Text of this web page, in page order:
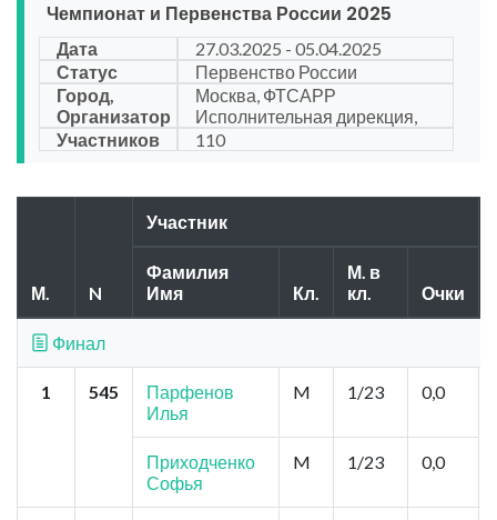
Чемпионат и Первенства России 2025
Дата
27.03.2025 - 05.04.2025
Статус
Первенство России
Город,
Организатор
Москва, ФТСАРР
Исполнительная дирекция,
Участников
110
М. N
Участник
Фамилия
Имя
Кл.
М. в
кл.
Очки
Финал
1 545
Парфенов
Илья
M 1/23 0,0
Приходченко
Софья
M 1/23 0,0